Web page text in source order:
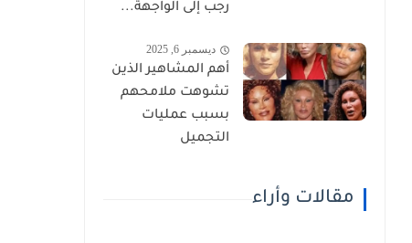
رجب إلى الواجهة...
ديسمبر 6, 2025
أهم المشاهير الذين
تشوهت ملامحهم
بسبب عمليات
التجميل
مقالات وأراء